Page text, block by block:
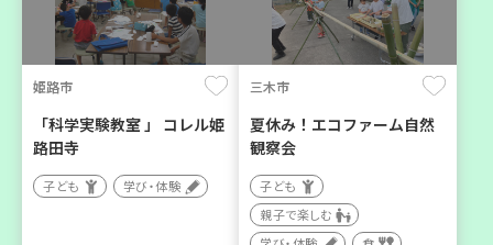
平和・防災
2026年
10 日(木)
2026年
9 11
姫路市
「科学実験教室 」 コレル姫
路田寺
子ども 学び・体験
三木市
夏休み！エコファーム自然
観察会
子ども
親子で楽しむ